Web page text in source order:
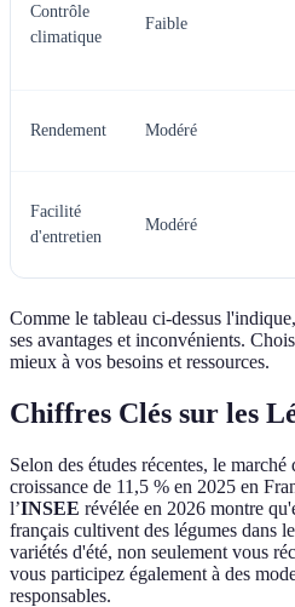
Contrôle
climatique
Faible
Rendement Modéré
Facilité
d'entretien
Modéré
Comme le tableau ci-dessus
ses avantages et inconvénients.
mieux à vos besoins et ressources.
Chiffres Clés sur les
Selon des études récentes, le
croissance de 11,5 % en 2025 en
l’INSEE révélée en 2026 montre
français cultivent des légumes dans
variétés d'été, non seulement vous
vous participez également à des
responsables.